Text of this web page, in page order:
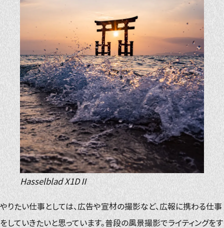
Hasselblad X1DⅡ
やりたい仕事としては、広告や宣材の撮影など、広報に携わる仕事
をしていきたいと思っています。普段の風景撮影でライティングをす